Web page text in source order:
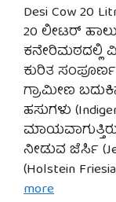
Desi Cow 20
20 ಲೀಟರ್
ಕನೇರಿಮಠದಲ್ಲಿ
ಕುರಿತ
ಗ್ರಾಮೀಣ
ಹಸುಗಳು
ನೀಡುವ ಜೆರ್ಸಿ
(Holstein
more